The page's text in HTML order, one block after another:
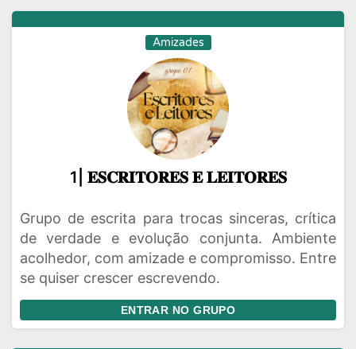
Amizades
1| 𝐄𝐒𝐂𝐑𝐈𝐓𝐎𝐑𝐄𝐒 𝐄 𝐋𝐄𝐈𝐓𝐎𝐑𝐄𝐒
Grupo de escrita para trocas sinceras, crítica
de verdade e evolução conjunta. Ambiente
acolhedor, com amizade e compromisso. Entre
se quiser crescer escrevendo.
ENTRAR NO GRUPO